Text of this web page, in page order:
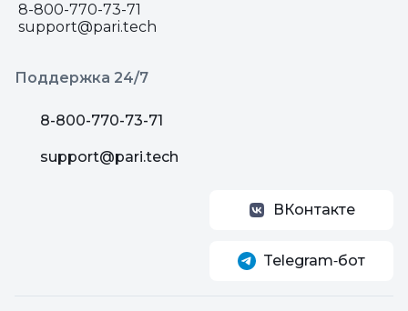
8-800-770-73-71
support@pari.tech
Поддержка 24/7
8-800-770-73-71
support@pari.tech
ВКонтакте
Telegram‑бот